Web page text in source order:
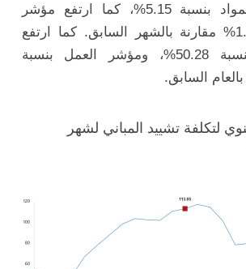
وارتفع مؤشر المواد بنسبة 5.15%، كما ارتفع مؤشر
العمل بنسبة 1.83% مقارنة بالشهر السابق. كما ارتفع
مؤشر المواد بنسبة 50.28%، ومؤشر العمل بنسبة
لتكلفة تشييد المباني لشهر